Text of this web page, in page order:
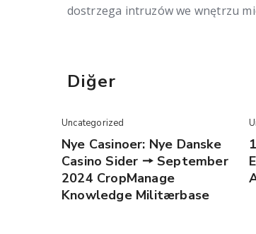
dostrzega intruzów we wnętrzu
Diğer
Uncategorized
Nye Casinoer: Nye Danske
Casino Sider 🠖 September
2024 CropManage
Knowledge Militærbase